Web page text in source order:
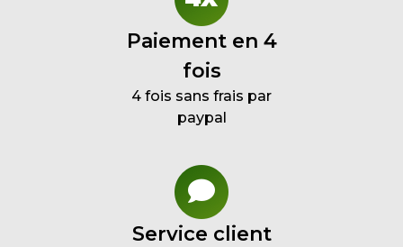
Paiement en 4
fois
4 fois sans frais par
paypal
Service client